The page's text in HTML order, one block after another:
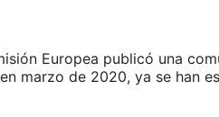
Europea publicó una
marzo de 2020, ya se han